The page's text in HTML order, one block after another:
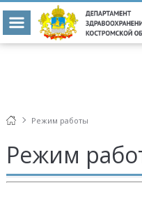
Режим работы
Режим